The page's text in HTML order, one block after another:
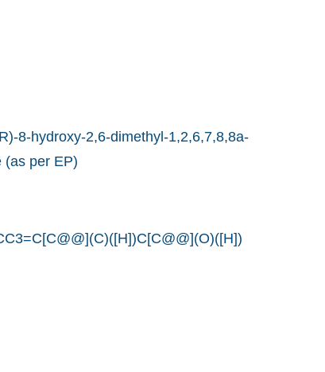
8-hydroxy-2,6-dimethyl-1,2,6,7,8,8a-
(as per EP)